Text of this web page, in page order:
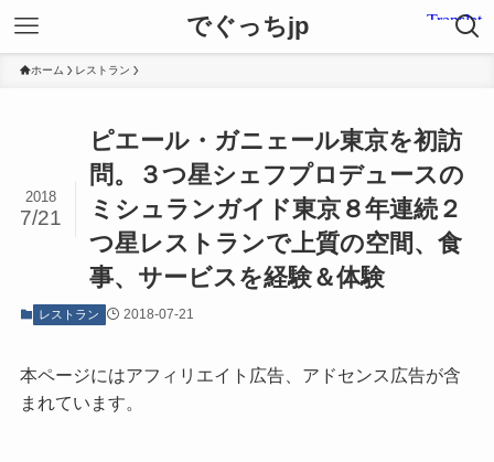
でぐっちjp
ホーム レストラン
ピエール・ガニェール東京を初訪
問。３つ星シェフプロデュースの
ミシュランガイド東京８年連続２
つ星レストランで上質の空間、食
事、サービスを経験＆体験
2018
7/21
レストラン 2018-07-21
本ページにはアフィリエイト広告、アドセンス広告が含
まれています。